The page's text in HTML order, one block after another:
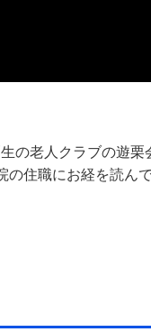
の老人クラブの遊栗
住職にお経を読ん